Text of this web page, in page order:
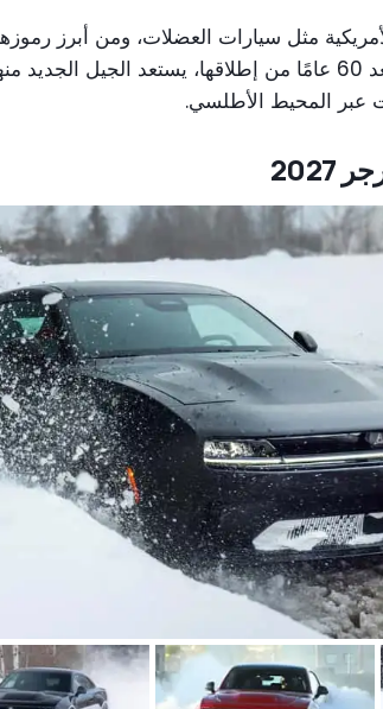
مثل سيارات العضلات، ومن أبرز
السيارة الأمريكية بامتياز. بعد 60 عامًا من إطلاقها، يستعد
عبر المحيط الأطلسي.